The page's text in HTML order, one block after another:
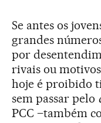
Se antes os
grandes
por
rivais ou
hoje é proibido
sem passar pelo
PCC –também